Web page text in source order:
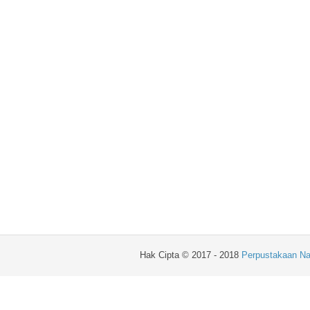
Hak Cipta © 2017 - 2018 Perpustakaan